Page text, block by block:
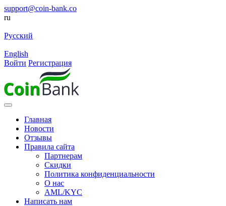
support@coin-bank.co
ru
Русский
English
Войти Регистрация
Главная
Новости
Отзывы
Правила сайта
Партнерам
Скидки
Политика конфиденциальности
О нас
AML/KYC
Написать нам